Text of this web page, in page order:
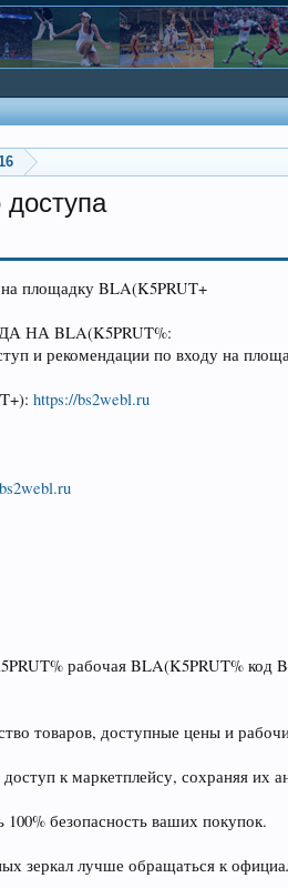
площадку BLA(K5PRUT+
BLA(K5PRUT%:
и рекомендации по входу на
https://bs2webl.ru
рабочая BLA(K5PRUT% код
товаров, доступные цены и
к маркетплейсу, сохраняя их
безопасность ваших покупок.
зеркал лучше обращаться к